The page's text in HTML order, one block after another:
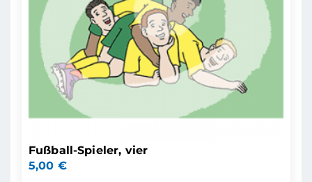
Fußball-Spieler, vier
5,00 €